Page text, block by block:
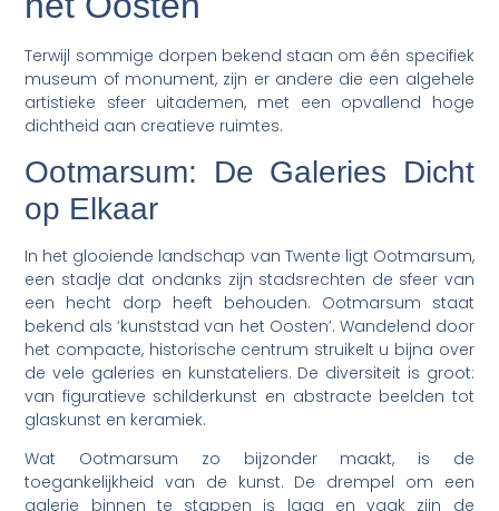
Terwijl sommige dorpen bekend staan om één specifiek
museum of monument, zijn er andere die een algehele
artistieke sfeer uitademen, met een opvallend hoge
dichtheid aan creatieve ruimtes.
Ootmarsum: De Galeries Dicht
op Elkaar
In het glooiende landschap van Twente ligt Ootmarsum,
een stadje dat ondanks zijn stadsrechten de sfeer van
een hecht dorp heeft behouden. Ootmarsum staat
bekend als ‘kunststad van het Oosten’. Wandelend door
het compacte, historische centrum struikelt u bijna over
de vele galeries en kunstateliers. De diversiteit is groot:
van figuratieve schilderkunst en abstracte beelden tot
glaskunst en keramiek.
Wat Ootmarsum zo bijzonder maakt, is de
toegankelijkheid van de kunst. De drempel om een
galerie binnen te stappen is laag en vaak zijn de